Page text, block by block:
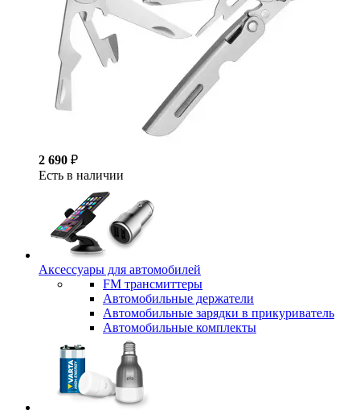
2 690 ₽
Есть в наличии
Аксессуары для автомобилей
FM трансмиттеры
Автомобильные держатели
Автомобильные зарядки в прикуриватель
Автомобильные комплекты